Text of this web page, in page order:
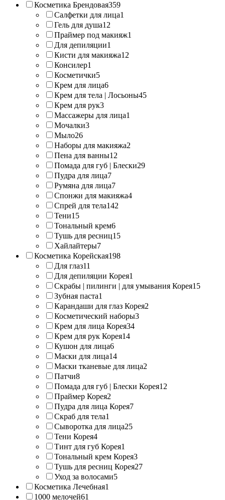
Косметика Брендовая359
Салфетки для лица1
Гель для душа12
Праймер под макияж1
Для депиляции1
Кисти для макияжа12
Консилер1
Косметички5
Крем для лица6
Крем для тела | Лосьоны45
Крем для рук3
Массажеры для лица1
Мочалки3
Мыло26
Наборы для макияжа2
Пена для ванны12
Помада для губ | Блески29
Пудра для лица7
Румяна для лица7
Спонжи для макияжа4
Спрей для тела142
Тени15
Тональный крем6
Тушь для ресниц15
Хайлайтеры7
Косметика Корейская198
Для глаз11
Для депиляции Корея1
Скрабы | пилинги | для умывания Корея15
Зубная паста1
Карандаши для глаз Корея2
Косметический наборы3
Крем для лица Корея34
Крем для рук Корея14
Кушон для лица6
Маски для лица14
Маски тканевые для лица2
Патчи8
Помада для губ | Блески Корея12
Праймер Корея2
Пудра для лица Корея7
Скраб для тела1
Сыворотка для лица25
Тени Корея4
Тинт для губ Корея1
Тональный крем Корея3
Тушь для ресниц Корея27
Уход за волосами5
Косметика Лечебная1
1000 мелочей61